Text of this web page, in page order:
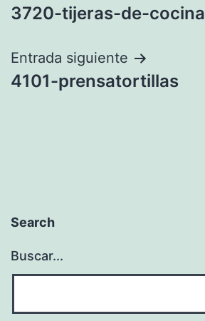
de
entradas
3720-tijeras-de-cocina
Entrada siguiente
4101-prensatortillas
Search
Buscar...